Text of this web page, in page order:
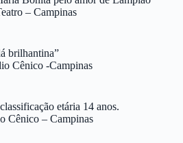
– Campinas
brilhantina”
Cênico -Campinas
etária 14 anos.
Cênico – Campinas